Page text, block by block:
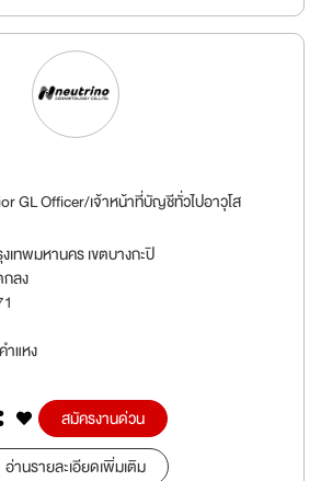
GL Officer/เจ้าหน้าที่บัญชีทั่วไปอาวุโส
เทพมหานคร เขตบางกะปิ
ลง
ำแหง
สมัครงานด่วน
อ่านรายละเอียดเพิ่มเติม